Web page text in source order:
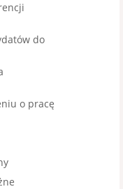
do
o pracę